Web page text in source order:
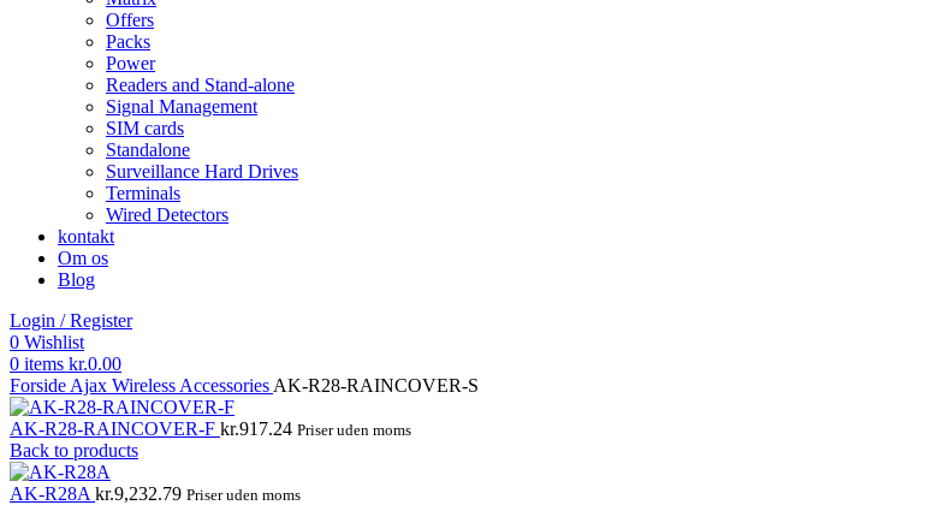
Offers
Packs
Power
Readers and Stand-alone
Signal Management
SIM cards
Standalone
Surveillance Hard Drives
Terminals
Wired Detectors
kontakt
Om os
Blog
Login / Register
0 Wishlist
0 items kr.0.00
Forside Ajax Wireless Accessories AK-R28-RAINCOVER-S
AK-R28-RAINCOVER-F kr.917.24 Priser uden moms
Back to products
AK-R28A kr.9,232.79 Priser uden moms